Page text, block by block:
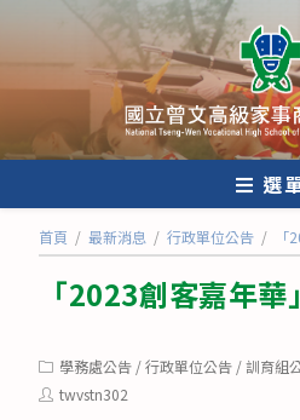
內
選
首頁 / 最新消息 / 行政單位公告 /
「2023創客嘉年華」
Post
category:
學務處公告 /行政單位公告 /訓育組
Posttwvstn302